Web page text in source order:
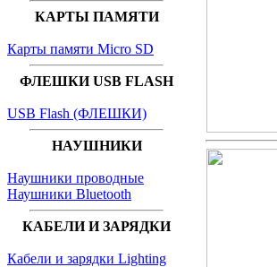
КАРТЫ ПАМЯТИ
Карты памяти Micro SD
ФЛЕШКИ USB FLASH
USB Flash (ФЛЕШКИ)
НАУШНИКИ
Наушники проводные
Наушники Bluetooth
КАБЕЛИ И ЗАРЯДКИ
Кабели и зарядки Lighting